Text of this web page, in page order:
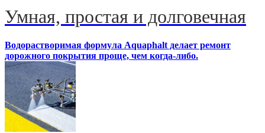
Умная, простая и долговечная
Водорастворимая формула Aquaphalt делает ремонт
дорожного покрытия проще, чем когда-либо.